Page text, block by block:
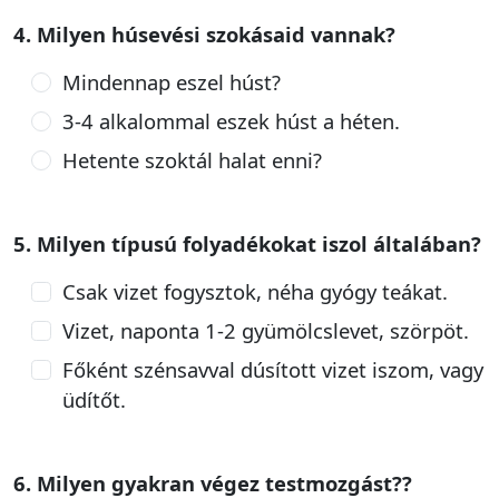
4. Milyen húsevési szokásaid vannak?
Mindennap eszel húst?
3-4 alkalommal eszek húst a héten.
Hetente szoktál halat enni?
5. Milyen típusú folyadékokat iszol általában?
Csak vizet fogysztok, néha gyógy teákat.
Vizet, naponta 1-2 gyümölcslevet, szörpöt.
Főként szénsavval dúsított vizet iszom, vagy
üdítőt.
6. Milyen gyakran végez testmozgást??